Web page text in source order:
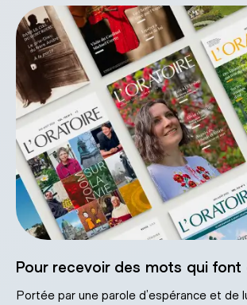
Pour recevoir des mots qui font
Portée par une parole d’espérance et de